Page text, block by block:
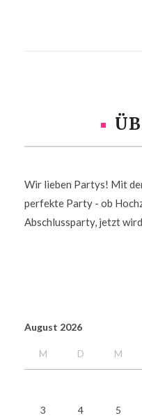
Wir lieben Partys! Mit
perfekte Party - ob
Abschlussparty, jetzt
August 2026
M D M
3 4 5